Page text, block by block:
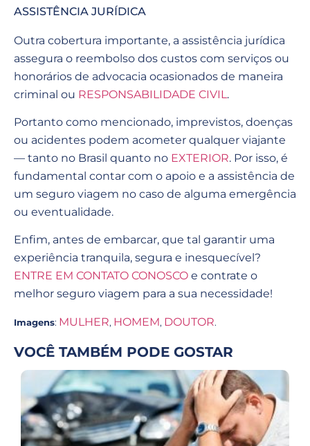
ASSISTÊNCIA JURÍDICA
Outra cobertura importante, a assistência jurídica
assegura o reembolso dos custos com serviços ou
honorários de advocacia ocasionados de maneira
criminal ou RESPONSABILIDADE CIVIL .
Portanto como mencionado, imprevistos, doenças
ou acidentes podem acometer qualquer viajante
— tanto no Brasil quanto no EXTERIOR. Por isso, é
fundamental contar com o apoio e a assistência de
um seguro viagem no caso de alguma emergência
ou eventualidade.
Enfim, antes de embarcar, que tal garantir uma
experiência tranquila, segura e inesquecível?
ENTRE EM CONTATO CONOSCO e contrate o
melhor seguro viagem para a sua necessidade!
Imagens: MULHER, HOMEM, DOUTOR.
VOCÊ TAMBÉM PODE GOSTAR